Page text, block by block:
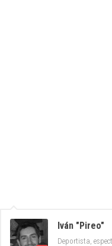
Iván "Pireo"
Deportista,